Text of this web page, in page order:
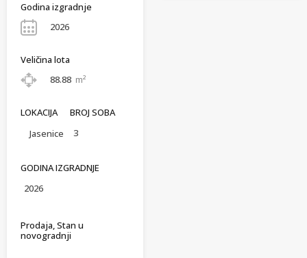
Godina izgradnje
2026
Veličina lota
88.88 m²
LOKACIJA
Jasenice
BROJ SOBA
3
GODINA IZGRADNJE
2026
Prodaja, Stan u
novogradnji